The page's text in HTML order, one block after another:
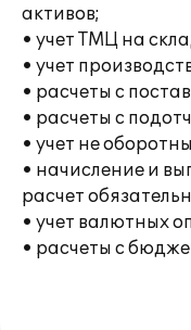
активов;
• учет ТМЦ на
• учет
• расчеты с
• расчеты с
• учет не
• начисление и
расчет
• учет валютных
• расчеты с